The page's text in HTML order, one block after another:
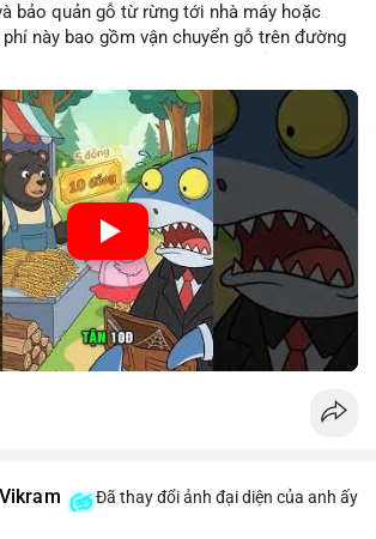
bảo quản gỗ từ rừng tới nhà máy hoặc
này bao gồm vận chuyển gỗ trên đường
Việc hiểu rõ chi phí đẩy giúp doanh nghiệp
hoá chuỗi cung ứng và kiểm soát lợi nhuận.
tiếp tại:
Đã thay đổi ảnh đại diện của anh ấy